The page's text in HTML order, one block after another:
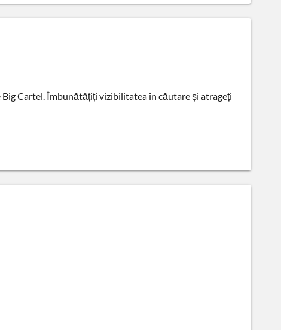
Cartel. Îmbunătățiți vizibilitatea în căutare și atrageți